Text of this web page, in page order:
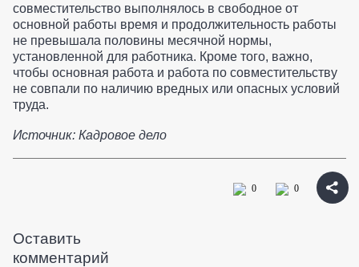
совместительство выполнялось в свободное от
основной работы время и продолжительность работы
не превышала половины месячной нормы,
установленной для работника. Кроме того, важно,
чтобы основная работа и работа по совместительству
не совпали по наличию вредных или опасных условий
труда.
Источник: Кадровое дело
0 0
Оставить
комментарий